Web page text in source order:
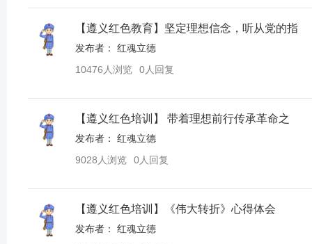
【遵义红色教育】坚定理想信念，听从党的指
发布者：红魂立德
10476人浏览
0人回复
【遵义红色培训】 带着理想前行传承革命之
发布者：红魂立德
9028人浏览
0人回复
【遵义红色培训】《伟大转折》心得体会
发布者：红魂立德